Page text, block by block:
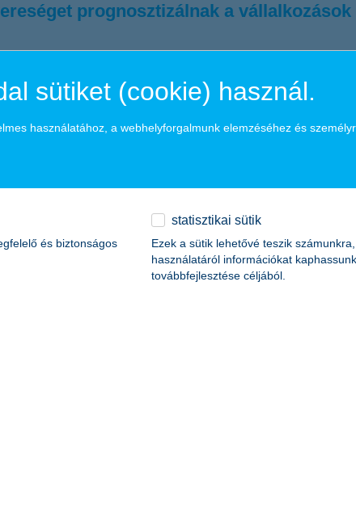
prognosztizálnak a vállalkozások
az árbevétel várakozások a tavalyi évre jellemző stagnáló
Az árbevétel jövőbeni alakulását tekintve a középvállalkozások,
bankja” díjat az Euromoney Kiválósági Díj 2013 versenyében.
sütiket (cookie) használ.
használatához, a webhelyforgalmunk elemzéséhez és
és biztonságos
statisztikai sütik
Ezek a sütik lehetővé teszik
használatáról információkat
továbbfejlesztése céljából.